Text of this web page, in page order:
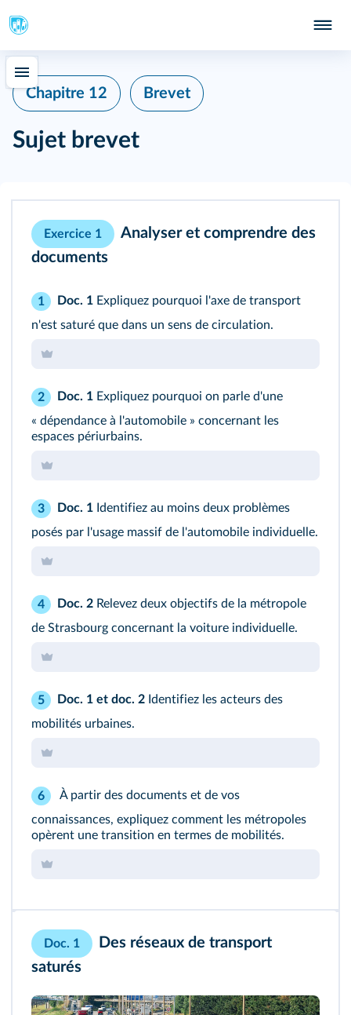
Chapitre 12 Brevet
Sujet brevet
Exercice 1
Analyser et comprendre des
documents
1 Doc. 1 Expliquez pourquoi l'axe de transport
n'est saturé que dans un sens de circulation.
2 Doc. 1 Expliquez pourquoi on parle d'une
« dépendance à l'automobile » concernant les
espaces périurbains.
3 Doc. 1 Identifiez au moins deux problèmes
posés par l'usage massif de l'automobile individuelle.
4 Doc. 2 Relevez deux objectifs de la métropole
de Strasbourg concernant la voiture individuelle.
5 Doc. 1 et doc. 2 Identifiez les acteurs des
mobilités urbaines.
6
À partir des documents et de vos
connaissances, expliquez comment les métropoles
opèrent une transition en termes de mobilités.
Doc. 1
Des réseaux de transport
saturés